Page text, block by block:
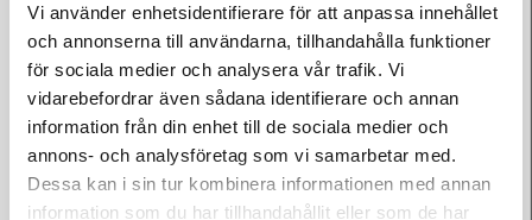
Vi använder enhetsidentifierare för att anpassa innehållet
och annonserna till användarna, tillhandahålla funktioner
för sociala medier och analysera vår trafik. Vi
vidarebefordrar även sådana identifierare och annan
information från din enhet till de sociala medier och
annons- och analysföretag som vi samarbetar med.
Dessa kan i sin tur kombinera informationen med annan
information som du har tillhandahållit eller som de har
Logga in på Styrelsewebben